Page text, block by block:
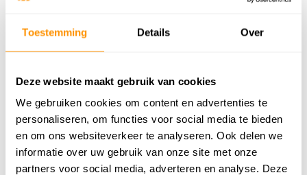
Toestemming Details Over
Deze website maakt gebruik van cookies
We gebruiken cookies om content en advertenties te
personaliseren, om functies voor social media te bieden
en om ons websiteverkeer te analyseren. Ook delen we
informatie over uw gebruik van onze site met onze
partners voor social media, adverteren en analyse. Deze
Geschikt voor: Binnen of
buiten?
Binnen
Anti allergie Nee
Gecertificeerd ✓